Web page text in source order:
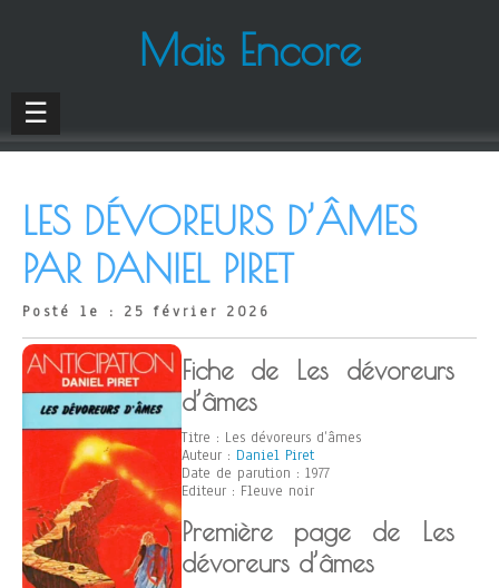
Mais Encore
☰
LES DÉVOREURS D’ÂMES
PAR DANIEL PIRET
Posté le : 25 février 2026
Fiche de Les dévoreurs
d’âmes
Titre : Les dévoreurs d’âmes
Auteur : Daniel Piret
Date de parution : 1977
Editeur : Fleuve noir
Première page de Les
dévoreurs d’âmes